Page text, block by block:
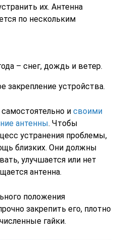
их. Антенна
по нескольким
– снег, дождь и ветер.
закрепление устройства.
исвоими
антенны. Чтобы
устранения проблемы,
близких. Они должны
улучшается или нет
антенна.
положения
закрепить его, плотно
гайки.